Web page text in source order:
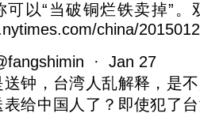
可以“当破铜烂铁卖掉”。
china/
· Jan 27
送钟，台湾人乱解释，是
表给中国人了？即使犯了